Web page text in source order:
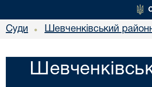
Суди • Шевченківський